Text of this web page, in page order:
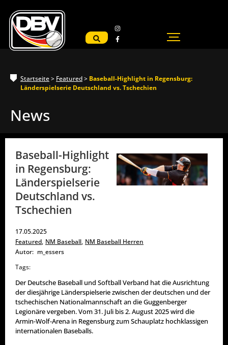
Startseite> Featured> Baseball-Highlight in Regensburg:
Länderspielserie Deutschland vs. Tschechien
News
Baseball-Highlight
in Regensburg:
Länderspielserie
Deutschland vs.
Tschechien
17.05.2025
Featured, NM Baseball, NM Baseball Herren
Autor: m_essers
Tags:
Der Deutsche Baseball und Softball Verband hat die Ausrichtung
der diesjährige Länderspielserie zwischen der deutschen und der
tschechischen Nationalmannschaft an die Guggenberger
Legionäre vergeben. Vom 31. Juli bis 2. August 2025 wird die
Armin-Wolf-Arena in Regensburg zum Schauplatz hochklassigen
internationalen Baseballs.